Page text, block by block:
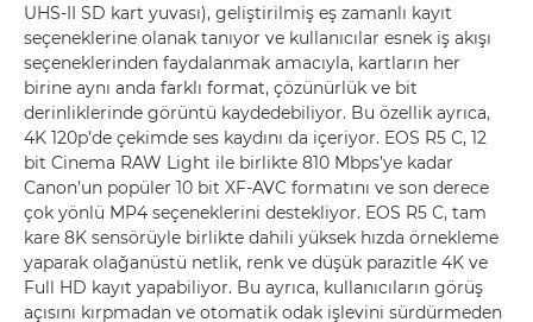
UHS-II SD kart yuvası), geliştirilmiş eş zamanlı kayıt
seçeneklerine olanak tanıyor ve kullanıcılar esnek iş akışı
seçeneklerinden faydalanmak amacıyla, kartların her
birine aynı anda farklı format, çözünürlük ve bit
derinliklerinde görüntü kaydedebiliyor. Bu özellik ayrıca,
4K 120p’de çekimde ses kaydını da içeriyor. EOS R5 C, 12
bit Cinema RAW Light ile birlikte 810 Mbps’ye kadar
Canon’un popüler 10 bit XF-AVC formatını ve son derece
çok yönlü MP4 seçeneklerini destekliyor. EOS R5 C, tam
kare 8K sensörüyle birlikte dahili yüksek hızda örnekleme
yaparak olağanüstü netlik, renk ve düşük parazitle 4K ve
Full HD kayıt yapabiliyor. Bu ayrıca, kullanıcıların görüş
açısını kırpmadan ve otomatik odak işlevini sürdürmeden